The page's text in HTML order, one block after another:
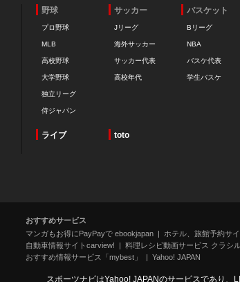
野球
プロ野球
MLB
高校野球
大学野球
独立リーグ
侍ジャパン
サッカー
Jリーグ
海外サッカー
サッカー代表
高校年代
バスケット
Bリーグ
NBA
バスケ代表
学生バスケ
ライブ toto
おすすめサービス
マンガもお得にPayPayで ebookjapan
ホテル、旅館予約サ
自動車情報サイトcarview!
料理レシピ動画サービス クラシ
おすすめ情報サービス「mybest」
Yahoo! JAPAN
スポーツナビはYahoo! JAPANのサービスであり、